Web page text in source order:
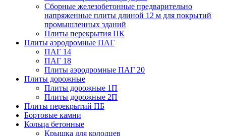
Сборные железобетонные предварительно
напряженные плиты длиной 12 м для покрытий
промышленных зданий
Плиты перекрытия ПК
Плиты аэродромные ПАГ
ПАГ 14
ПАГ 18
Плиты аэродромные ПАГ 20
Плиты дорожные
Плиты дорожные 1П
Плиты дорожные 2П
Плиты перекрытий ПБ
Бортовые камни
Кольца бетонные
Крышка для колодцев